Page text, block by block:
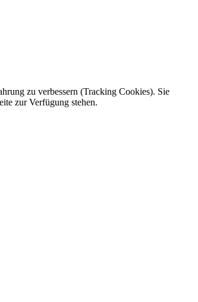
zu verbessern (Tracking Cookies). Sie
zur Verfügung stehen.